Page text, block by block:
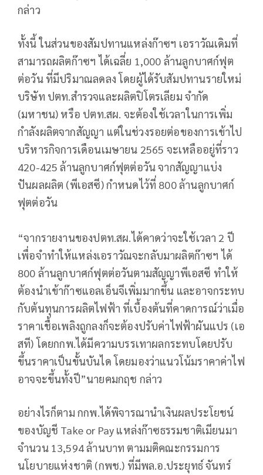
กล่าว
ทั้งนี้ ในส่วนของสัมปทานแหล่งก๊าซฯ เอราวัณเดิมที่
สามารถผลิตก๊าซฯ ได้เฉลี่ย 1,000 ล้านลูกบาศก์ฟุต
ต่อวัน ที่มีปริมาณลดลง โดยผู้ได้รับสัมปทานรายใหม่
บริษัท ปตท.สำรวจและผลิตปิโตรเลียม จำกัด
(มหาชน) หรือ ปตท.สผ. จะต้องใช้เวลาในการเพิ่ม
กำลังผลิตจากสัญญา แต่ในช่วงรอยต่อของการเข้าไป
บริหารกิจการเดือนเมษายน 2565 จะเหลืออยู่ที่ราว
420-425 ล้านลูกบาศก์ฟุตต่อวัน จากสัญญาแบ่ง
ปันผลผลิต (พีเอสซี) กำหนดไว้ที่ 800 ล้านลูกบาศก์
ฟุตต่อวัน
“จากรายงานของปตท.สผ.ได้คาดว่าจะใช้เวลา 2 ปี
เพื่อจำทำให้แหล่งเอราวัณจะกลับมาผลิตก๊าซฯ ได้
800 ล้านลูกบาศก์ฟุตต่อวันตามสัญญาพีเอสซี ทำให้
ต้องนำเข้าก๊าซแอลเอ็นจีเพิ่มมากขึ้น และอาจกระทบ
กับต้นทุนการผลิตไฟฟ้า ที่เบื้องต้นที่คาดการณ์ว่าเมื่อ
ราคาเชื้อเพลิงถูกลงก็จะต้องปรับค่าไฟฟ้าผันแปร (เอ
สที) โดยกกพ.ได้มีความบรรเทาผลกระทบโดยปรับ
ขึ้นราคาเป็นขั้นบันได โดยมองว่าแนวโน้มราคาค่าไฟ
อาจจะขึ้นทั้งปี”นายคมกฤช กล่าว
อย่างไรก็ตาม กกพ.ได้พิจารณานําเงินผลประโยชน์
ของบัญชี Take or Pay แหล่งก๊าซธรรมชาติเมียนมา
จำนวน 13,594 ล้านบาท ตามมติคณะกรรมการ
นโยบายแห่งชาติ (กพช.) ที่มีพล.อ.ประยุทธ์ จันทร์